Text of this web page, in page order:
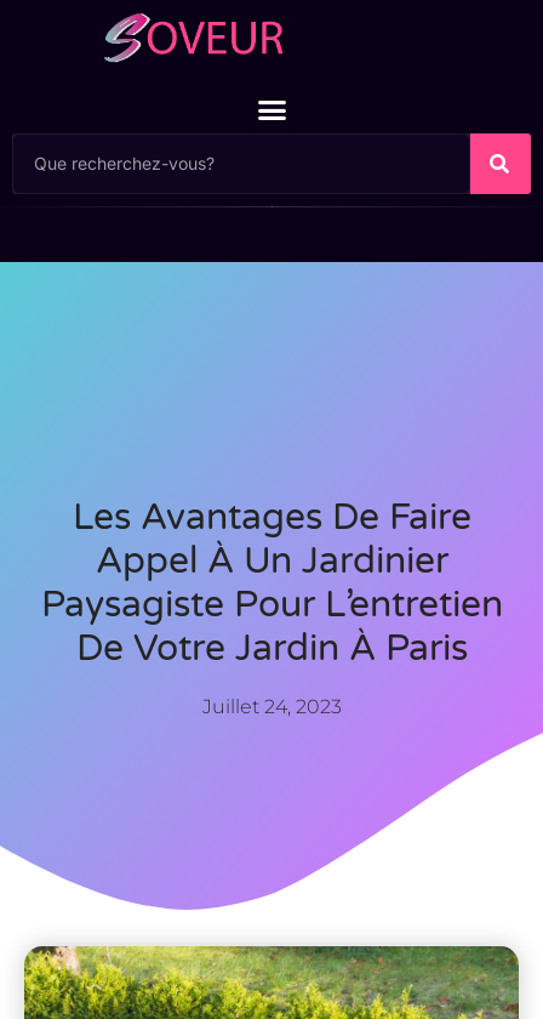
Les Avantages De Faire
Appel À Un Jardinier
Paysagiste Pour L’entretien
De Votre Jardin À Paris
Juillet 24, 2023